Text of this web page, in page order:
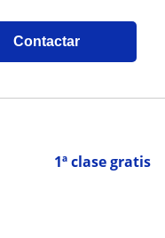
Contactar
1ª clase gratis